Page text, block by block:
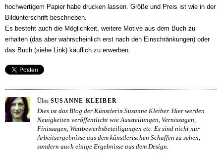
hochwertigem Papier habe drucken lassen. Größe und Preis ist wie in der
Bildunterschrift beschrieben.
Es besteht auch die Möglichkeit, weitere Motive aus dem Buch zu
erhalten (das aber wahrscheinlich erst nach den Einschränkungen) oder
das Buch (siehe Link) käuflich zu erwerben.
Über SUSANNE KLEIBER
Dies ist das Blog der Künstlerin Susanne Kleiber. Hier werden
Neuigkeiten veröffentlicht wie Ausstellungen, Vernissagen,
Finissagen, Wettbewerbsbeteiligungen etc. Es sind nicht nur
Arbeitsergebnisse aus dem künstlerischen Schaffen zu sehen,
sondern auch einige Ergebnisse aus dem Design.